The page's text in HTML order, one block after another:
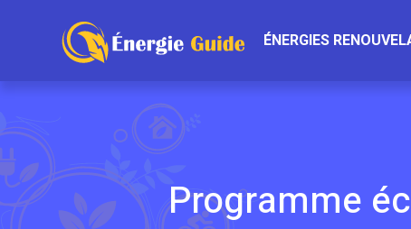
ÉNERGIES
Programme